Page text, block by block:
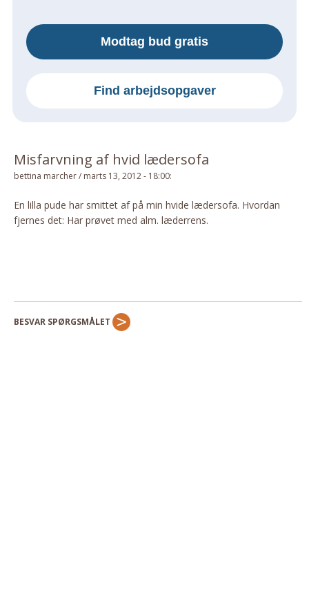
Reparationer
Om Materialer
HANDYMAN
Tips Og Tricks
Kemi
Andet
Belægning
Skadedyr
Modtag bud gratis
Find arbejdsopgaver
Misfarvning af hvid lædersofa
bettina marcher/ marts 13, 2012 - 18:00:
En lilla pude har smittet af på min hvide lædersofa. Hvordan
fjernes det: Har prøvet med alm. læderrens.
BESVAR SPØRGSMÅLET